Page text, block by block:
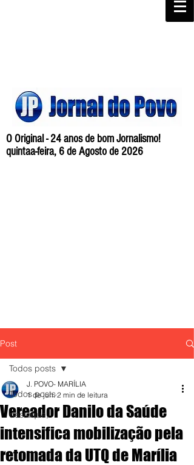
O Original - 24 anos de bom Jornalismo!
quintaa-feira, 6 de Agosto de 2026
Post
Todos posts
destaque,
Todos posts
Vereador Danilo da Saúde
intensifica mobilização pela
retomada da UTQ de Marília
J. POVO- MARÍLIA
1 de jun. 2 min de leitura